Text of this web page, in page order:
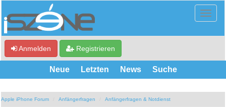
Anmelden Registrieren
Neue Letzten News Suche
Apple iPhone Forum Anfängerfragen Anfängerfragen & Notdienst